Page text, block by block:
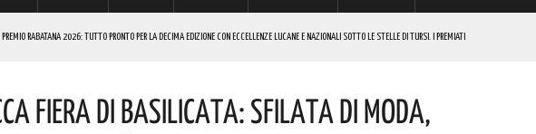
RABATANA 2026: TUTTO PRONTO PER LA DECIMA EDIZIONE CON ECCELLENZE LUCANE E NAZIONALI SOTTO LE STELLE DI TURSI. I PREMIATI
ALLO STUDIO: IPOTESI PATENTE A 17 ANNI E SORPASSO A DESTRA IN AUTOSTRADA
IN QUESTO CARCERE! LA DENUNCIA
FIERA DI BASILICATA: SFILATA DI MODA,